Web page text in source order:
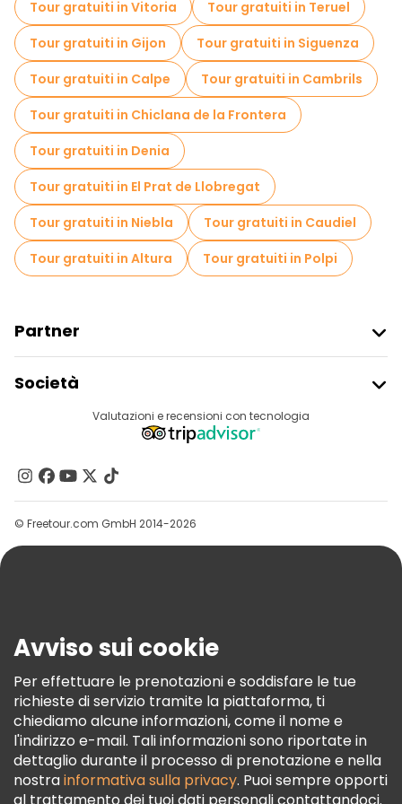
Tour di degustazione locali in Granada
Gite giornaliere gratuite a Granada
Passeggiate notturne gratuite a Granada
Tour in bicicletta a Granada
Tour gastronomici a Granada
Tour gratuiti nelle vicinanze Alhambra
Tour gratuiti nelle vicinanze Catedral de Granada
Tour gratuiti in Vitoria
Tour gratuiti in Teruel
Tour gratuiti in Gijon
Tour gratuiti in Siguenza
Tour gratuiti in Calpe
Tour gratuiti in Cambrils
Tour gratuiti in Chiclana de la Frontera
Tour gratuiti in Denia
Tour gratuiti in El Prat de Llobregat
Tour gratuiti in Niebla
Tour gratuiti in Caudiel
Tour gratuiti in Altura
Tour gratuiti in Polpi
Partner
Accesso Del Fornitore
Programma Di Affiliazione
Società
Destinazioni
Contattaci
Gruppi
Aiuto
Termini E Condizioni
Informativa Sui Cookie
Freetour Premi
Programma Di Fidelizzazione
Valutazioni e recensioni con tecnologia
© Freetour.com GmbH 2014-2026
Avviso sui cookie
Per effettuare le prenotazioni e soddisfare le tue
richieste di servizio tramite la piattaforma, ti
chiediamo alcune informazioni, come il nome e
l'indirizzo e-mail. Tali informazioni sono riportate in
dettaglio durante il processo di prenotazione e nella
nostrainformativa sulla privacy. Puoi sempre opporti